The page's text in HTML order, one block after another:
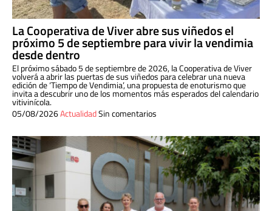
La Cooperativa de Viver abre sus viñedos el
próximo 5 de septiembre para vivir la vendimia
desde dentro
El próximo sábado 5 de septiembre de 2026, la Cooperativa de Viver
volverá a abrir las puertas de sus viñedos para celebrar una nueva
edición de ‘Tiempo de Vendimia’, una propuesta de enoturismo que
invita a descubrir uno de los momentos más esperados del calendario
vitivinícola.
05/08/2026ActualidadSin comentarios